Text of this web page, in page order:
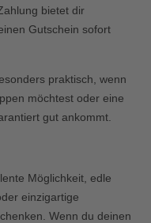
bietet dir
Gutschein sofort
praktisch, wenn
möchtest oder eine
gut ankommt.
Möglichkeit, edle
einzigartige
Wenn du deinen